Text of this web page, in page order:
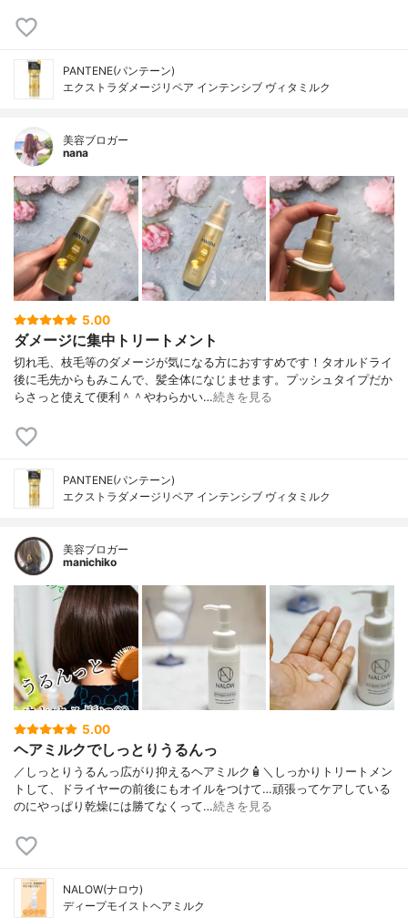
PANTENE(パンテーン)
エクストラダメージリペア インテンシブ ヴィタミルク
美容ブロガー
nana
5.00
ダメージに集中トリートメント
切れ毛、枝毛等のダメージが気になる方におすすめです！タオルドライ
後に毛先からもみこんで、髪全体になじませます。プッシュタイプだか
らさっと使えて便利＾＾やわらかい…続きを見る
PANTENE(パンテーン)
エクストラダメージリペア インテンシブ ヴィタミルク
美容ブロガー
manichiko
5.00
ヘアミルクでしっとりうるんっ
／しっとりうるんっ広がり抑えるヘアミルク🧴＼しっかりトリートメン
トして、ドライヤーの前後にもオイルをつけて…頑張ってケアしている
のにやっぱり乾燥には勝てなくって…続きを見る
NALOW(ナロウ)
ディープモイストヘアミルク